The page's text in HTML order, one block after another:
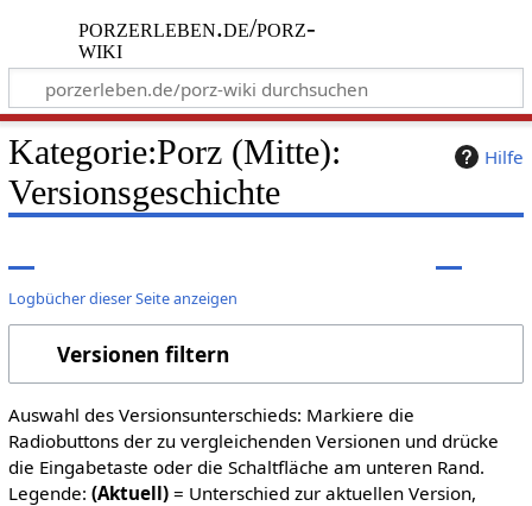
porzerleben.de/porz-
wiki
Hilfe
Kategorie:Porz (Mitte):
Versionsgeschichte
Logbücher dieser Seite anzeigen
Versionen filtern
Auswahl des Versionsunterschieds: Markiere die
Radiobuttons der zu vergleichenden Versionen und drücke
die Eingabetaste oder die Schaltfläche am unteren Rand.
Legende: (Aktuell)= Unterschied zur aktuellen Version,